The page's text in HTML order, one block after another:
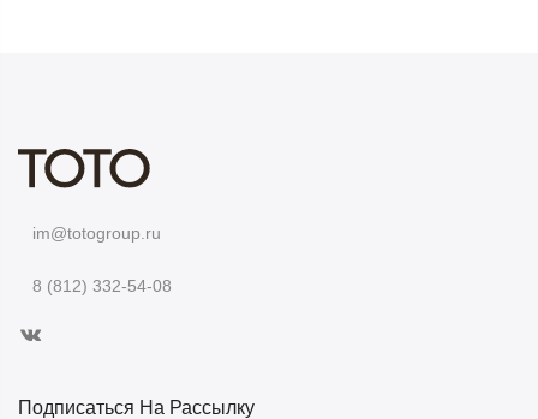
im@totogroup.ru
8 (812) 332-54-08
Подписаться На Рассылку